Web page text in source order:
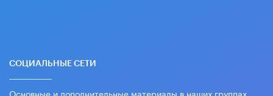
СОЦИАЛЬНЫЕ СЕТИ
Основные и дополнительные материалы в наших группах